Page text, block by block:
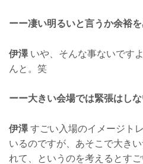
ーー凄い明るいと言うか余裕
伊澤いや、そんな事ないです
んと。笑
ーー大きい会場では緊張はし
伊澤すごい入場のイメージト
いるのですが、あそこで大き
れて、というのを考えるとす